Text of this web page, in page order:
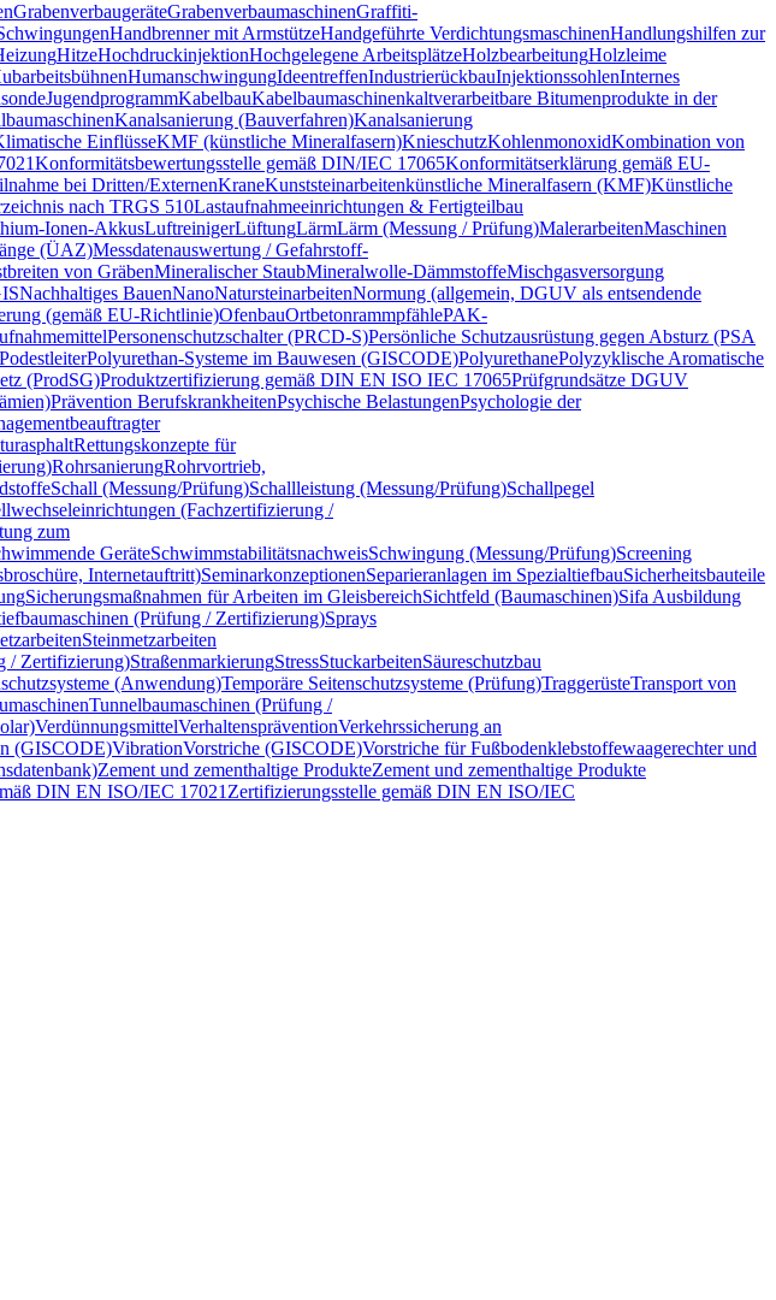
GrabenverbaugeräteGrabenverbaumaschinenGraffiti-
Handbrenner mit ArmstützeHandgeführte VerdichtungsmaschinenHandlungshilfen zur
HitzeHochdruckinjektionHochgelegene ArbeitsplätzeHolzbearbeitungHolzleime
HumanschwingungIdeentreffenIndustrierückbauInjektionssohlenInternes
JugendprogrammKabelbauKabelbaumaschinenkaltverarbeitbare Bitumenprodukte in der
Kanalsanierung (Bauverfahren)Kanalsanierung
EinflüsseKMF (künstliche Mineralfasern)KnieschutzKohlenmonoxidKombination von
Konformitätsbewertungsstelle gemäß DIN/IEC 17065Konformitätserklärung gemäß EU-
bei Dritten/ExternenKraneKunststeinarbeitenkünstliche Mineralfasern (KMF)Künstliche
nach TRGS 510Lastaufnahmeeinrichtungen & Fertigteilbau
Ionen-AkkusLuftreinigerLüftungLärmLärm (Messung / Prüfung)MalerarbeitenMaschinen
(ÜAZ)Messdatenauswertung / Gefahrstoff-
von GräbenMineralischer StaubMineralwolle-DämmstoffeMischgasversorgung
Nachhaltiges BauenNanoNatursteinarbeitenNormung (allgemein, DGUV als entsendende
(gemäß EU-Richtlinie)OfenbauOrtbetonrammpfählePAK-
Personenschutzschalter (PRCD-S)Persönliche Schutzausrüstung gegen Absturz (PSA
PodestleiterPolyurethan-Systeme im Bauwesen (GISCODE)PolyurethanePolyzyklische Aromatische
(ProdSG)Produktzertifizierung gemäß DIN EN ISO IEC 17065Prüfgrundsätze DGUV
Prävention BerufskrankheitenPsychische BelastungenPsychologie der
Rettungskonzepte für
RohrsanierungRohrvortrieb,
Schall (Messung/Prüfung)Schallleistung (Messung/Prüfung)Schallpegel
(Fachzertifizierung /
zum
GeräteSchwimmstabilitätsnachweisSchwingung (Messung/Prüfung)Screening
Internetauftritt)SeminarkonzeptionenSeparieranlagen im SpezialtiefbauSicherheitsbauteile
Sicherungsmaßnahmen für Arbeiten im GleisbereichSichtfeld (Baumaschinen)Sifa Ausbildung
(Prüfung / Zertifizierung)Sprays
Steinmetzarbeiten
/ Zertifizierung)StraßenmarkierungStressStuckarbeitenSäureschutzbau
(Anwendung)Temporäre Seitenschutzsysteme (Prüfung)TraggerüsteTransport von
Tunnelbaumaschinen (Prüfung /
VerdünnungsmittelVerhaltenspräventionVerkehrssicherung an
(GISCODE)VibrationVorstriche (GISCODE)Vorstriche für Fußbodenklebstoffewaagerechter und
Zement und zementhaltige ProdukteZement und zementhaltige Produkte
DIN EN ISO/IEC 17021Zertifizierungsstelle gemäß DIN EN ISO/IEC